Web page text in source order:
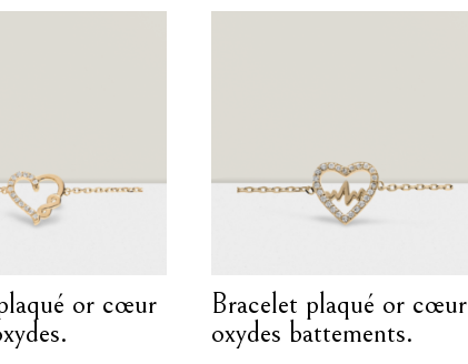
or cœur
Bracelet plaqué or cœur
oxydes battements.